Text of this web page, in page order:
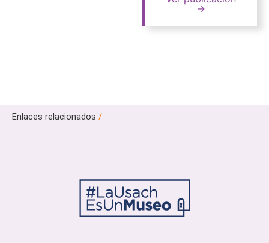
→
Enlaces relacionados /